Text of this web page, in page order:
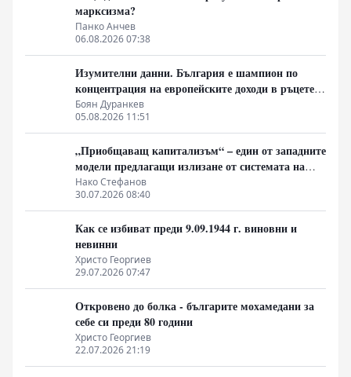
марксизма?
Панко Анчев
06.08.2026 07:38
Изумителни данни. България е шампион по
концентрация на европейските доходи в ръцете
на най-богатия 1%, надминава и САЩ
Боян Дуранкев
05.08.2026 11:51
„Приобщаващ капитализъм“ – един от западните
модели предлагащи излизане от системата на
неолиберализма
Нако Стефанов
30.07.2026 08:40
Как се избиват преди 9.09.1944 г. виновни и
невинни
Христо Георгиев
29.07.2026 07:47
Откровено до болка - българите мохамедани за
себе си преди 80 години
Христо Георгиев
22.07.2026 21:19